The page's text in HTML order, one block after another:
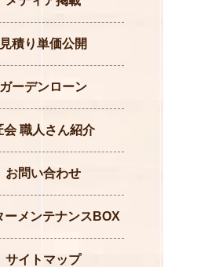
見積り単価公開
ガーデンローン
会 職人さん紹介
お問い合わせ
ーメンテナンスBOX
サイトマップ